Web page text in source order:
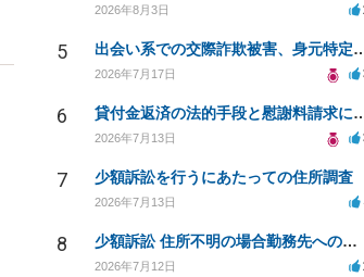
2026年8月3日
5 出会い系での交際詐欺被害、身元
2026年7月17日
6 貸付金返済の法的手段と
2026年7月13日
7 少額訴訟を行うにあたっての住所調査
2026年7月13日
8 少額訴訟 住所不明の場合勤務先への書類送達は可能？
2026年7月12日